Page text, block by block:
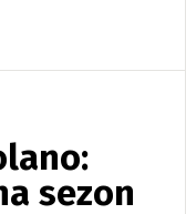
sezon